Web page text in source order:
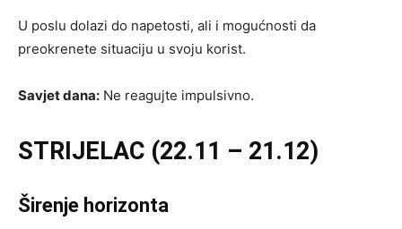
U poslu dolazi do napetosti, ali i mogućnosti da
preokrenete situaciju u svoju korist.
Savjet dana: Ne reagujte impulsivno.
STRIJELAC (22.11 – 21.12)
Širenje horizonta